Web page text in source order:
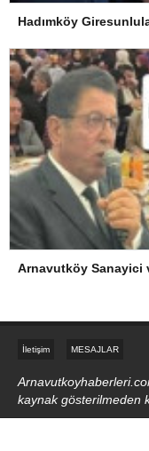
Hadımköy
İletişim MESAJLAR
kaynak gösterilmeden